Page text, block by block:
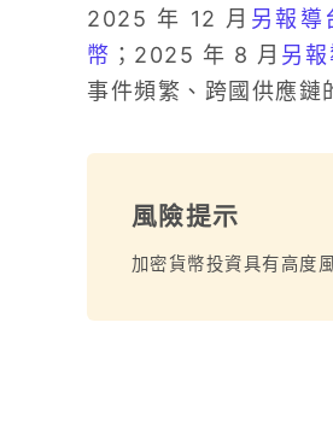
2025 年 12 月 另報導
幣 ；2025 年 8 月 另
事件頻繁、跨國供應鏈
風險提示
加密貨幣投資具有高度